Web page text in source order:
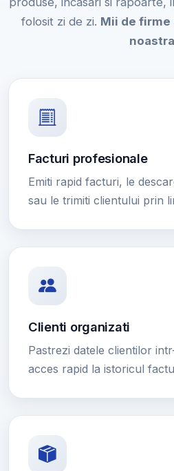
folosit zi de zi. Mii de firme
Facturi profesionale
Emiti rapid facturi, le
sau le trimiti clientului prin
Clienti organizati
Pastrezi datele clientilor
acces rapid la istoricul